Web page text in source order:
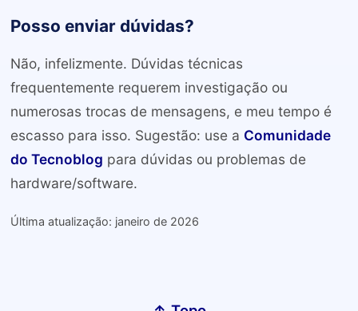
Posso enviar dúvidas?
Não, infelizmente. Dúvidas técnicas
frequentemente requerem investigação ou
numerosas trocas de mensagens, e meu tempo é
escasso para isso. Sugestão: use a Comunidade
do Tecnoblog para dúvidas ou problemas de
hardware/software.
Última atualização: janeiro de 2026